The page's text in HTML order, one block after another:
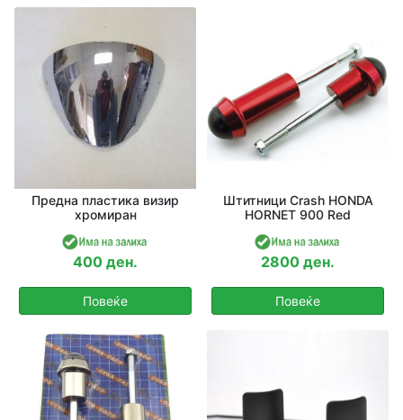
Предна пластика визир
хромиран
400 ден.
Повеќе
Штитници Crash HONDA
HORNET 900 Red
2800 ден.
Повеќе